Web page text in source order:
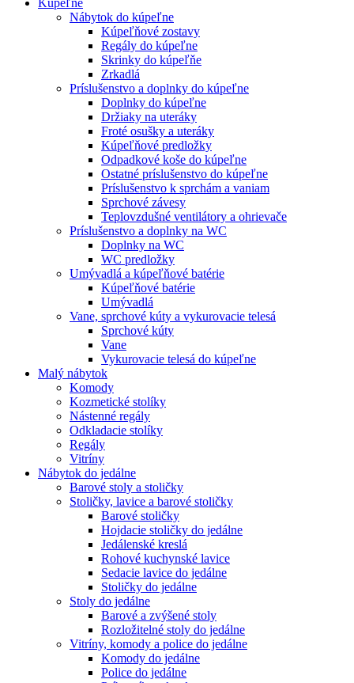
Nábytok do kúpeľne
Kúpeľňové zostavy
Regály do kúpeľne
Skrinky do kúpeľňe
Zrkadlá
Príslušenstvo a doplnky do kúpeľne
Doplnky do kúpeľne
Držiaky na uteráky
Froté osušky a uteráky
Kúpeľňové predložky
Odpadkové koše do kúpeľne
Ostatné príslušenstvo do kúpeľne
Príslušenstvo k sprchám a vaniam
Sprchové závesy
Teplovzdušné ventilátory a ohrievače
Príslušenstvo a doplnky na WC
Doplnky na WC
WC predložky
Umývadlá a kúpeľňové batérie
Kúpeľňové batérie
Umývadlá
Vane, sprchové kúty a vykurovacie telesá
Sprchové kúty
Vane
Vykurovacie telesá do kúpeľne
Malý nábytok
Komody
Kozmetické stolíky
Nástenné regály
Odkladacie stolíky
Regály
Vitríny
Nábytok do jedálne
Barové stoly a stoličky
Stoličky, lavice a barové stoličky
Barové stoličky
Hojdacie stoličky do jedálne
Jedálenské kreslá
Rohové kuchynské lavice
Sedacie lavice do jedálne
Stoličky do jedálne
Stoly do jedálne
Barové a zvýšené stoly
Rozložitelné stoly do jedálne
Vitríny, komody a police do jedálne
Komody do jedálne
Police do jedálne